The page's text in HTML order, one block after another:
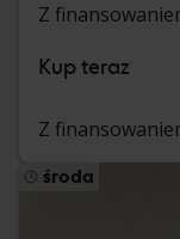
Z
Kup teraz
Z
środa